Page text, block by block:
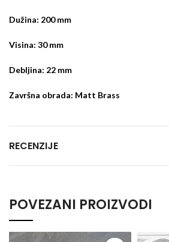
Dužina: 200 mm
Visina: 30 mm
Debljina: 22 mm
Završna obrada: Matt Brass
RECENZIJE
POVEZANI PROIZVODI